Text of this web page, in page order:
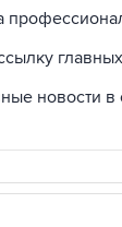
новости